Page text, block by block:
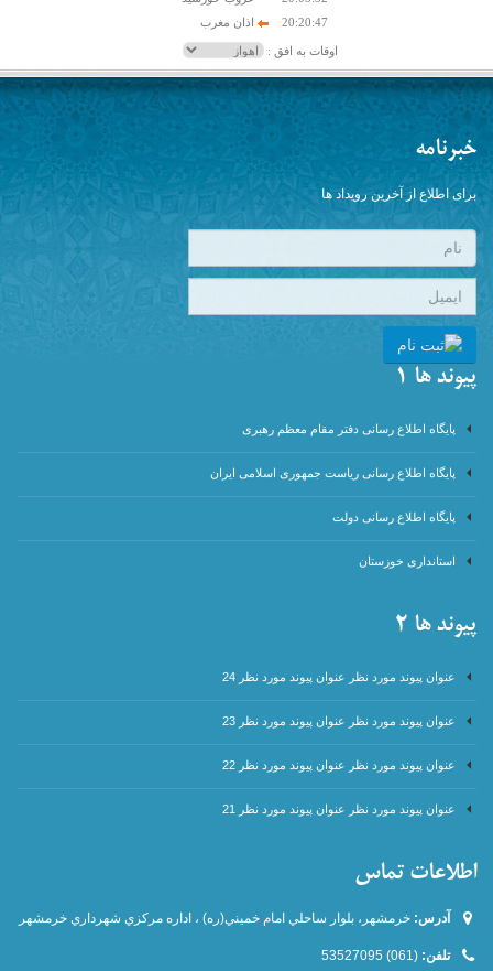
20:20:47
اذان مغرب
اوقات به افق :
خبرنامه
برای اطلاع از آخرین رویداد ها
پیوند ها 1
پایگاه اطلاع رسانی دفتر مقام معظم رهبری
پایگاه اطلاع رسانی ریاست جمهوری اسلامی ایران
پایگاه اطلاع رسانی دولت
استانداری خوزستان
پیوند ها 2
عنوان پیوند مورد نظر عنوان پیوند مورد نظر 24
عنوان پیوند مورد نظر عنوان پیوند مورد نظر 23
عنوان پیوند مورد نظر عنوان پیوند مورد نظر 22
عنوان پیوند مورد نظر عنوان پیوند مورد نظر 21
اطلاعات تماس
آدرس: خرمشهر، بلوار ساحلي امام خميني(ره) ، اداره مركزي شهرداري خرمشهر
تلفن: (061) 53527095